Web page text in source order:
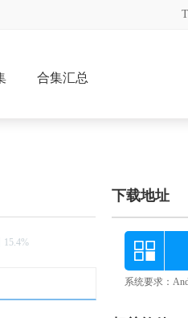
合集汇总
15.4%
下载地址
系统要求：